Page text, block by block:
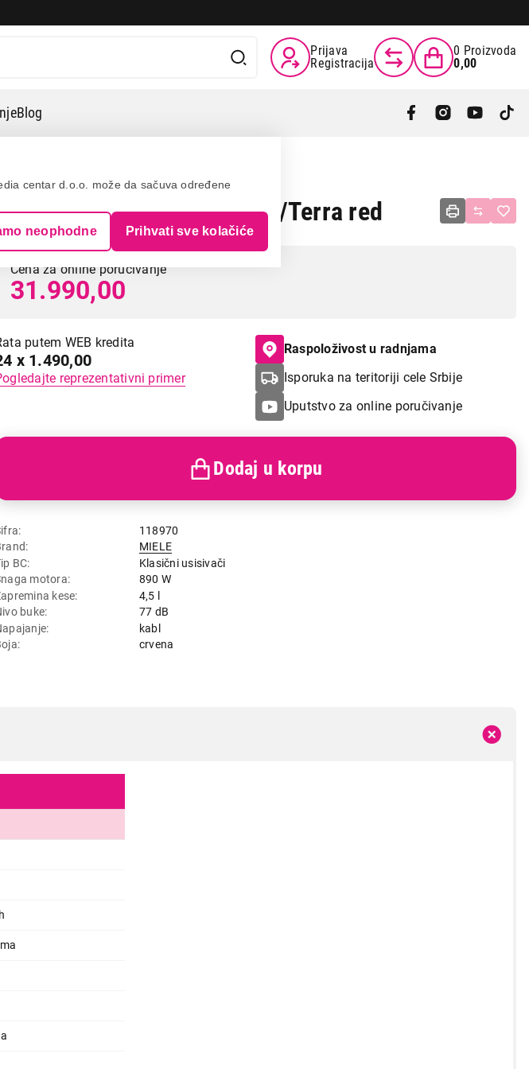
centar d.o.o. može da sačuva određene
neophodne Prihvati sve kolačiće
Prijava
Registracija
0 Proizvoda
0,00
Blog
Guard M1 PowerLine/Terra red
Cena za online poručivanje
31.990,00
putem WEB kredita
x 1.490,00
reprezentativni primer
Raspoloživost u radnjama
Isporuka na teritoriji cele Srbije
Uputstvo za online poručivanje
118970
MIELE
BC
Klasični usisivači
motora
890 W
kese
4,5 l
buke
77 dB
kabl
crvena
Dodaj u korpu